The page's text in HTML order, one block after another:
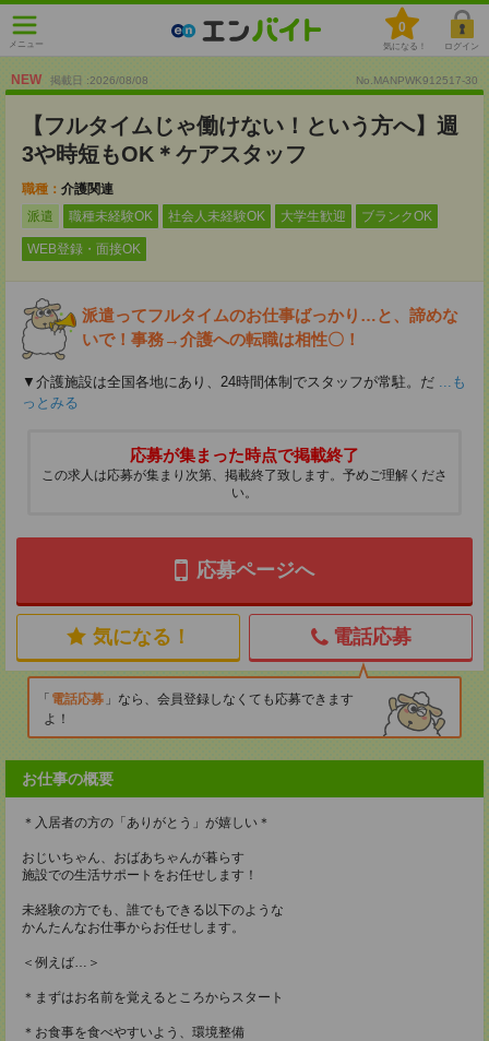
メニュー
0
気になる！ ログイン
NEW 掲載日 :2026/08/08 No.MANPWK912517-30
【フルタイムじゃ働けない！という方へ】週
3や時短もOK＊ケアスタッフ
職種： 介護関連
派遣
職種未経験OK 社会人未経験OK 大学生歓迎 ブランクOK
WEB登録・面接OK
派遣ってフルタイムのお仕事ばっかり…と、諦めな
いで！事務→介護への転職は相性〇！
▼介護施設は全国各地にあり、24時間体制でスタッフが常駐。だ ...も
っとみる
応募が集まった時点で掲載終了
この求人は応募が集まり次第、掲載終了致します。予めご理解くださ
い。
応募ページへ
気になる！ 電話応募
電話応募
なら、会員登録しなくても応募できます
よ！
お仕事の概要
＊入居者の方の「ありがとう」が嬉しい＊
おじいちゃん、おばあちゃんが暮らす
施設での生活サポートをお任せします！
未経験の方でも、誰でもできる以下のような
かんたんなお仕事からお任せします。
＜例えば…＞
＊まずはお名前を覚えるところからスタート
＊お食事を食べやすいよう、環境整備